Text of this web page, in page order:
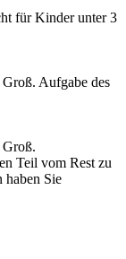
für Kinder unter 3
Aufgabe des
Teil vom Rest zu
haben Sie